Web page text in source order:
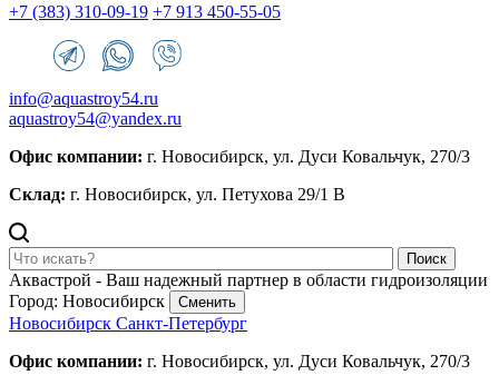
+7 (383) 310-09-19 +7 913 450-55-05
info@aquastroy54.ru
aquastroy54@yandex.ru
Офис компании: г. Новосибирск, ул. Дуси Ковальчук, 270/3
Склад: г. Новосибирск, ул. Петухова 29/1 В
Поиск
Аквастрой - Ваш надежный партнер в области гидроизоляции
Город: Новосибирск
Сменить
Новосибирск Санкт-Петербург
Офис компании: г. Новосибирск, ул. Дуси Ковальчук, 270/3